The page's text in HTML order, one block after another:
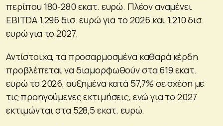
περίπου 180-280 εκατ. ευρώ. Πλέον αναμένει
EBITDA 1,296 δισ. ευρώ για το 2026 και 1,210 δισ.
ευρώ για το 2027.
Αντίστοιχα, τα προσαρμοσμένα καθαρά κέρδη
προβλέπεται να διαμορφωθούν στα 619 εκατ.
ευρώ το 2026, αυξημένα κατά 57,7% σε σχέση με
τις προηγούμενες εκτιμήσεις, ενώ για το 2027
εκτιμώνται στα 528,5 εκατ. ευρώ.